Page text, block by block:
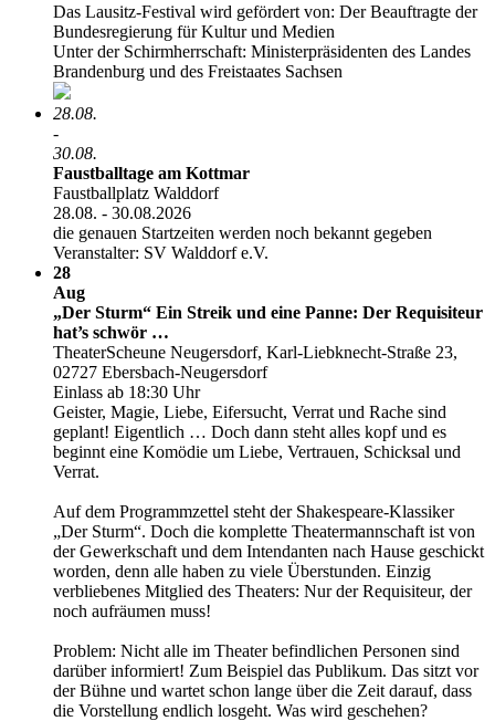
Das Lausitz-Festival wird gefördert von: Der Beauftragte der
Bundesregierung für Kultur und Medien
Unter der Schirmherrschaft: Ministerpräsidenten des Landes
Brandenburg und des Freistaates Sachsen
28.08.
-
30.08.
Faustballtage am Kottmar
Faustballplatz Walddorf
28.08. - 30.08.2026
die genauen Startzeiten werden noch bekannt gegeben
Veranstalter: SV Walddorf e.V.
28
Aug
„Der Sturm“ Ein Streik und eine Panne: Der Requisiteur
hat’s schwör …
TheaterScheune Neugersdorf, Karl-Liebknecht-Straße 23,
02727 Ebersbach-Neugersdorf
Einlass ab 18:30 Uhr
Geister, Magie, Liebe, Eifersucht, Verrat und Rache sind
geplant! Eigentlich … Doch dann steht alles kopf und es
beginnt eine Komödie um Liebe, Vertrauen, Schicksal und
Verrat.
Auf dem Programmzettel steht der Shakespeare-Klassiker
„Der Sturm“. Doch die komplette Theatermannschaft ist von
der Gewerkschaft und dem Intendanten nach Hause geschickt
worden, denn alle haben zu viele Überstunden. Einzig
verbliebenes Mitglied des Theaters: Nur der Requisiteur, der
noch aufräumen muss!
Problem: Nicht alle im Theater befindlichen Personen sind
darüber informiert! Zum Beispiel das Publikum. Das sitzt vor
der Bühne und wartet schon lange über die Zeit darauf, dass
die Vorstellung endlich losgeht. Was wird geschehen?